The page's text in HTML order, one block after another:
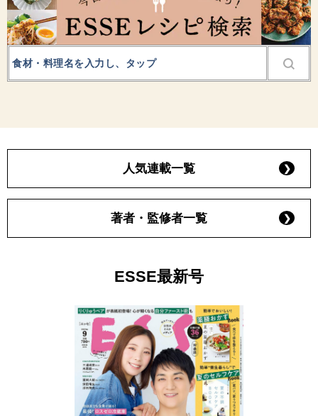
人気連載一覧
著者・監修者一覧
ESSE最新号